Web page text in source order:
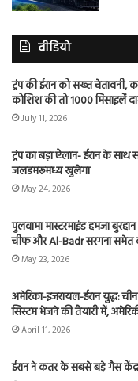
वीडियो
ट्रंप की ईरान को सख्त चेतावनी,
कोशिश की तो 1000 मिसाइलें
July 11, 2026
ट्रंप का बड़ा ऐलान- ईरान के
जलडमरूमध्य खुलेगा
May 24, 2026
पुलवामा मास्टरमाइंड हमजा
चीफ और Al-Badr सरगना
May 23, 2026
अमेरिका-इजरायल-ईरान युद्ध:
सिस्टम भेजने की तैयारी में,
April 11, 2026
ईरान ने कतर के सबसे बड़े गैस